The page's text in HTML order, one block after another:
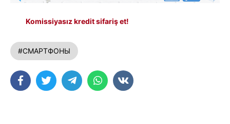
Komissiyasız kredit sifariş et!
#СМАРТФОНЫ